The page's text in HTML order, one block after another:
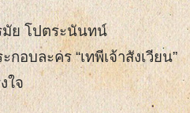
มัย โปตระนันทน์
กอบละคร “เทพีเจ้าสังเวียน”
ใจ